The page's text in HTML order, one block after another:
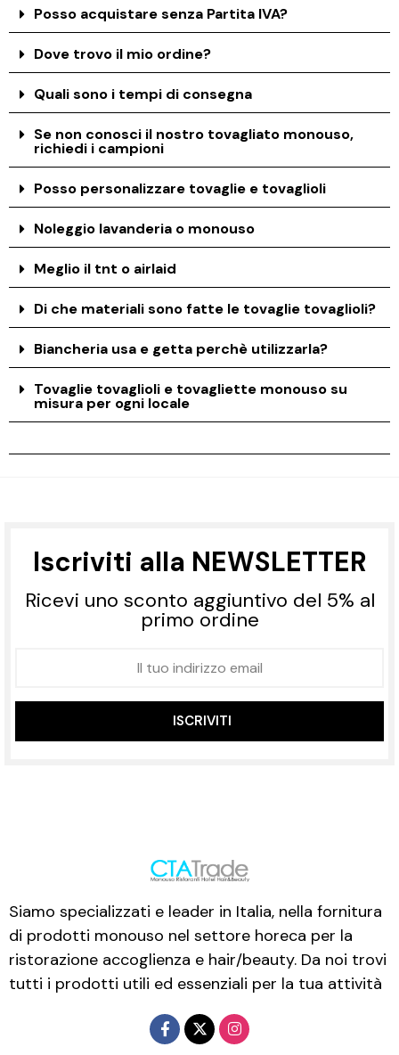
Posso acquistare senza Partita IVA?
Dove trovo il mio ordine?
Quali sono i tempi di consegna
Se non conosci il nostro tovagliato monouso,
richiedi i campioni
Posso personalizzare tovaglie e tovaglioli
Noleggio lavanderia o monouso
Meglio il tnt o airlaid
Di che materiali sono fatte le tovaglie tovaglioli?
Biancheria usa e getta perchè utilizzarla?
Tovaglie tovaglioli e tovagliette monouso su
misura per ogni locale
Iscriviti alla NEWSLETTER
Ricevi uno sconto aggiuntivo del 5% al
primo ordine
ISCRIVITI
Siamo specializzati e leader in Italia, nella fornitura
di prodotti monouso nel settore horeca per la
ristorazione accoglienza e hair/beauty. Da noi trovi
tutti i prodotti utili ed essenziali per la tua attività